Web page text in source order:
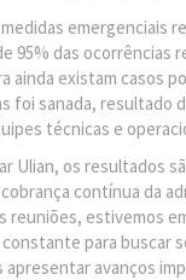
emergenciais
95% das ocorrências
ainda existam casos
foi sanada, resultado
técnicas e
Ulian, os resultados
contínua da
reuniões, estivemos
para buscar
apresentar avanços